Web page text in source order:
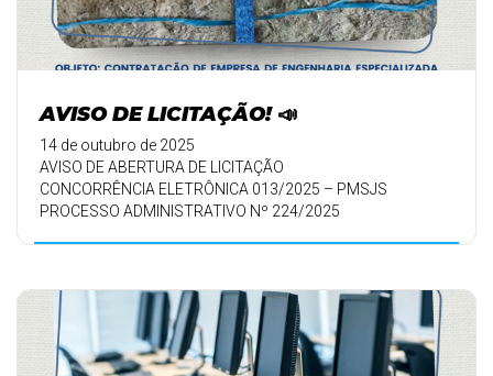
AVISO DE LICITAÇÃO! 📣
14 de outubro de 2025
AVISO DE ABERTURA DE LICITAÇÃO
CONCORRÊNCIA ELETRÔNICA 013/2025 – PMSJS
PROCESSO ADMINISTRATIVO Nº 224/2025